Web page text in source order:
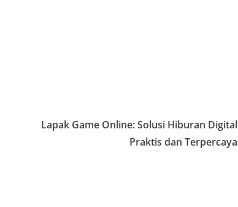
Lapak Game Online: Solusi Hiburan Digital
Praktis dan Terpercaya